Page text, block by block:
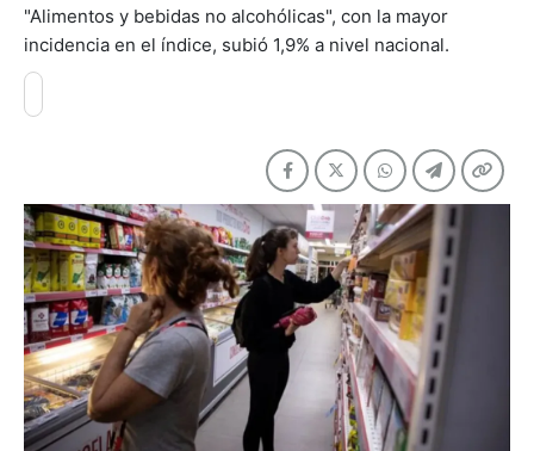
"Alimentos y bebidas no alcohólicas", con la mayor
incidencia en el índice, subió 1,9% a nivel nacional.